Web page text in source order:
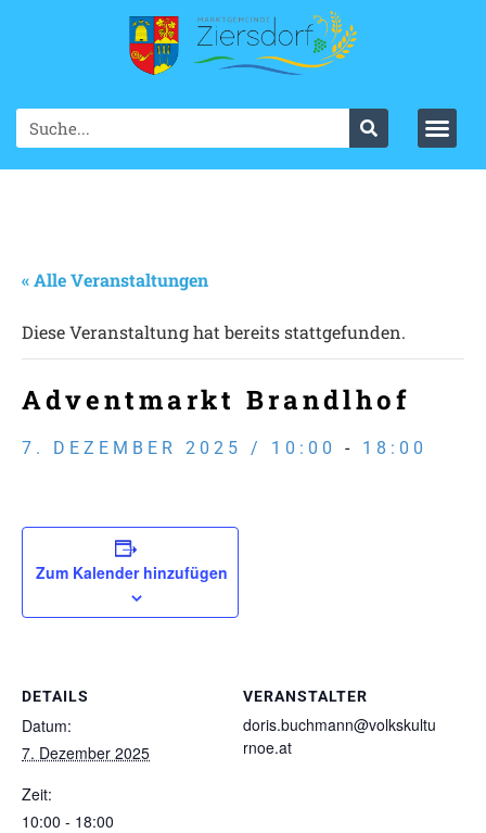
« Alle Veranstaltungen
Diese Veranstaltung hat bereits stattgefunden.
Adventmarkt Brandlhof
7. DEZEMBER 2025 / 10:00 - 18:00
Zum Kalender hinzufügen
DETAILS
Datum:
7. Dezember 2025
Zeit:
10:00 - 18:00
VERANSTALTER
doris.buchmann@volkskultu
rnoe.at